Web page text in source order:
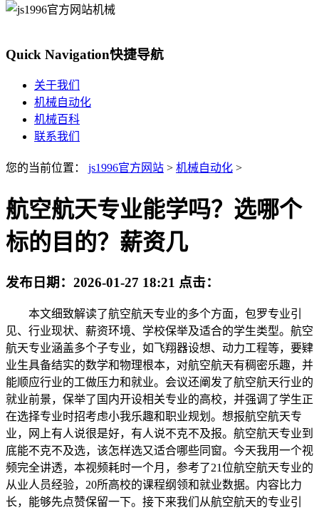
Quick Navigation快捷导航
关于我们
机械自动化
机械百科
联系我们
您的当前位置： js1996官方网站 > 机械自动化 >
航空航天专业能学吗？选哪个
标的目的？薪资几
发布日期： 2026-01-27 18:21 点击：
本文细致解读了航空航天专业的多个方面，包罗专业引
见、行业现状、薪资环境、学校保举及适合的学生类型。航空
航天专业涵盖多个子专业，如飞翔器设想、动力工程等，要肄
业生具备结实的数学和物理根本，对航空航天有稠密乐趣，并
能顺应行业的工做压力和就业。会议还阐发了航空航天行业的
就业前景，保举了国内开设相关专业的高校，并强调了学生正
在选择专业时招考虑小我乐趣和职业规划。想报航空航天专
业，网上有人说很是好，有人说不克不及报。航空航天专业到
底能不克不及选，该怎样选又适合哪些同窗。今天我用一个视
频完全讲透，本视频耗时一个月，参考了21位航空航天专业的
从业人员经验，20所高校的课程纲领和就业数据。内容比力
长，能够先点赞保留一下。接下来我们从航空航天的专业引